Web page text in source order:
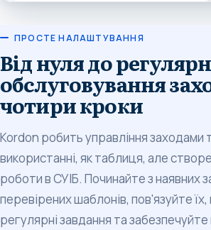
ПРОСТЕ НАЛАШТУВАННЯ
Від нуля до
обслуговування
чотири кроки
Kordon робить управління заходами
використанні, як таблиця, але
роботи в СУІБ. Починайте з наявних
перевірених шаблонів, пов'язуйте
регулярні завдання та